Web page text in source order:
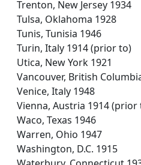
Trenton, New Jersey 1934
Tulsa, Oklahoma 1928
Tunis, Tunisia 1946
Turin, Italy 1914 (prior to)
Utica, New York 1921
Vancouver, British
Venice, Italy 1948
Vienna, Austria 1914 (prior
Waco, Texas 1946
Warren, Ohio 1947
Washington, D.C. 1915